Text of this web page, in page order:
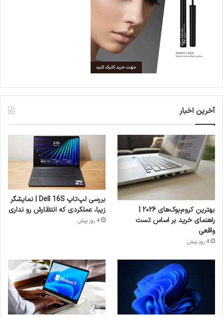
آخرین اخبار
بهترین کروم‌بوک‌های ۲۰۲۶ |
راهنمای خرید بر اساس تست
واقعی
4 روز پیش
بررسی لپ‌تاپ Dell 16S | نمایشگر
زیبا، عملکردی که انتظارش رو نداری
4 روز پیش